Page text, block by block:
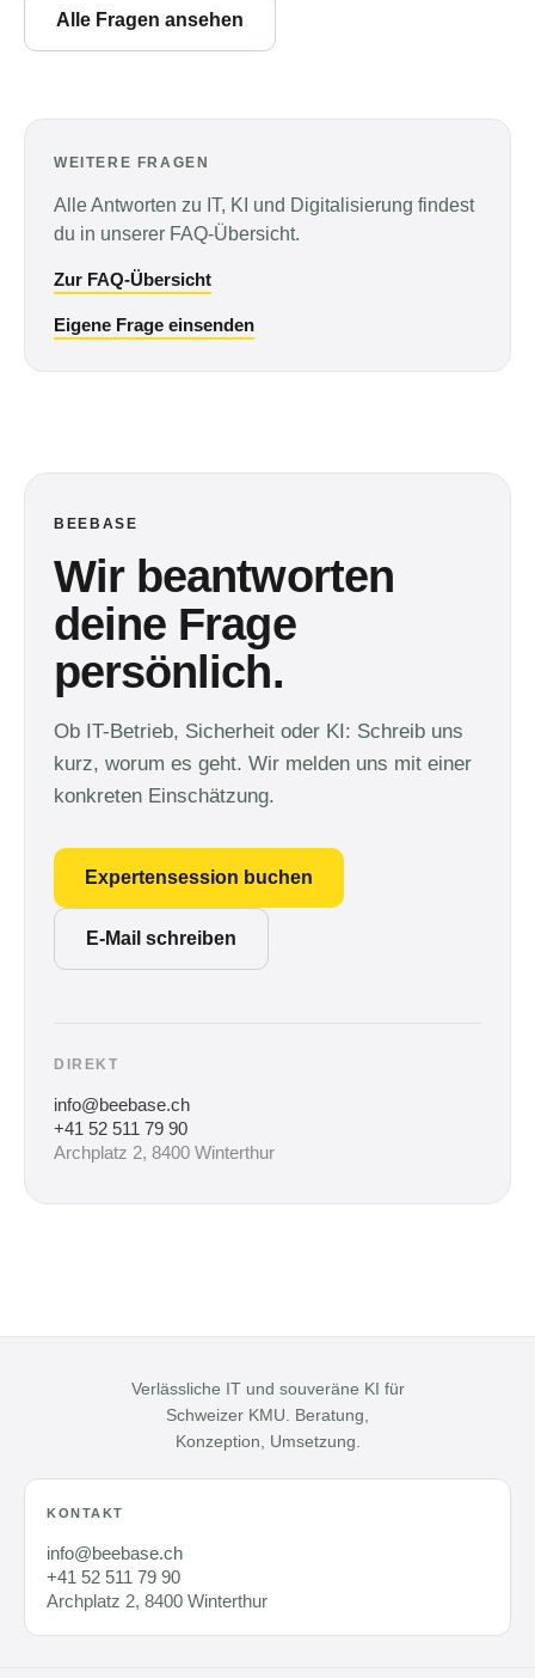
Alle Fragen ansehen
WEITERE FRAGEN
Alle Antworten zu IT, KI und Digitalisierung findest
du in unserer FAQ-Übersicht.
Zur FAQ-Übersicht
Eigene Frage einsenden
BEEBASE
Wir beantworten
deine Frage
persönlich.
Ob IT-Betrieb, Sicherheit oder KI: Schreib uns
kurz, worum es geht. Wir melden uns mit einer
konkreten Einschätzung.
Expertensession buchen
E-Mail schreiben
DIREKT
info@beebase.ch
+41 52 511 79 90
Archplatz 2, 8400 Winterthur
Verlässliche IT und souveräne KI für
Schweizer KMU. Beratung,
Konzeption, Umsetzung.
KONTAKT
info@beebase.ch
+41 52 511 79 90
Archplatz 2, 8400 Winterthur